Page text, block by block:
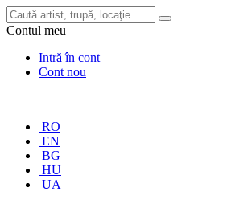
Contul meu
Intră în cont
Cont nou
RO
EN
BG
HU
UA